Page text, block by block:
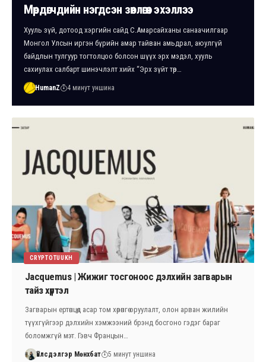
Мөрдөгчдийн нэгдсэн зөвлөгөөн эхэллээ
Хууль зүй, дотоод хэргийн сайд С.Амарсайханы санаачилгаар
Монгол Улсын иргэн бүрийн амар тайван амьдрал, аюулгүй
байдлын тулгуур тогтолцоо болсон шүүх эрх мэдэл, хууль
сахиулах салбарт шинэчлэлт хийх “Эрх зүйт төр…
HumanZ 4 минут уншина
CRYPTOTUUKH
Jacquemus | Жижиг тосгоноос дэлхийн загварын
тайз хүртэл
Загварын ертөнцөд асар том хөрөнгө оруулалт, олон арван жилийн
түүхгүйгээр дэлхийн хэмжээний брэнд босгоно гэдэг бараг
боломжгүй мэт. Гэвч Францын…
Үйлсдэлгэр Мөнхбат 5 минут уншина